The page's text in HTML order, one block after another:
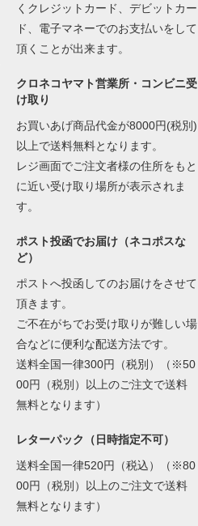
くクレジットカード、デビットカー
ド、電子マネーでのお支払いをして
頂くことが出来ます。
クロネコヤマト営業所・コンビニ受
け取り
お買いあげ商品代金が8000円(税別)
以上で送料無料となります。
レジ画面でご注文者様の住所をもと
に近い受け取り場所が表示されま
す。
ポスト投函でお届け（ネコポスな
ど）
ポストへ投函してのお届けをさせて
頂きます。
ご不在がちでお受け取りが難しい場
合などに便利な配送方法です。
送料全国一律300円（税別）（※50
00円（税別）以上のご注文で送料
無料となります）
レターパック（日時指定不可）
送料全国一律520円（税込）（※80
00円（税別）以上のご注文で送料
無料となります）